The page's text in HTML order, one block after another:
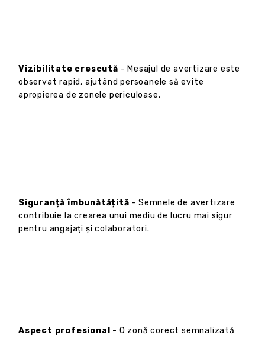
Vizibilitate crescută - Mesajul de avertizare este
observat rapid, ajutând persoanele să evite
apropierea de zonele periculoase.
Siguranță îmbunătățită - Semnele de avertizare
contribuie la crearea unui mediu de lucru mai sigur
pentru angajați și colaboratori.
Aspect profesional
- O zonă corect semnalizată